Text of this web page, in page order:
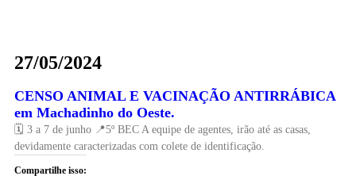
27/05/2024
CENSO ANIMAL E VACINAÇÃO ANTIRRÁBICA
em Machadinho do Oeste.
🗓️ 3 a 7 de junho 📍5º BEC A equipe de agentes, irão até as casas,
devidamente caracterizadas com colete de identificação.
Compartilhe isso: